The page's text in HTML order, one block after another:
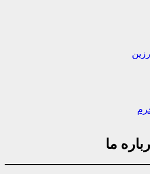
ما